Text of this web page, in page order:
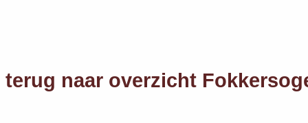
terug naar overzicht